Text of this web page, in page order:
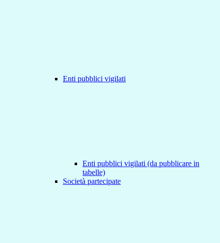
Enti pubblici vigilati
Enti pubblici vigilati (da pubblicare in
tabelle)
Società partecipate